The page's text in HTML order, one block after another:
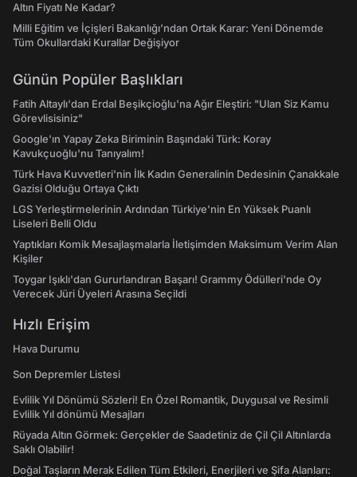
Altın Fiyatı Ne Kadar?
Milli Eğitim ve İçişleri Bakanlığı’ndan Ortak Karar: Yeni Dönemde
Tüm Okullardaki Kurallar Değişiyor
Günün Popüler Başlıkları
Fatih Altaylı'dan Erdal Beşikçioğlu'na Ağır Eleştiri: "Ulan Siz Kamu
Görevlisisiniz"
Google'ın Yapay Zeka Biriminin Başındaki Türk: Koray
Kavukçuoğlu'nu Tanıyalım!
Türk Hava Kuvvetleri'nin İlk Kadın Generalinin Dedesinin Çanakkale
Gazisi Olduğu Ortaya Çıktı
LGS Yerleştirmelerinin Ardından Türkiye'nin En Yüksek Puanlı
Liseleri Belli Oldu
Yaptıkları Komik Mesajlaşmalarla İletişimden Maksimum Verim Alan
Kişiler
Toygar Işıklı'dan Gururlandıran Başarı! Grammy Ödülleri'nde Oy
Verecek Jüri Üyeleri Arasına Seçildi
Hızlı Erişim
Hava Durumu
Son Depremler Listesi
Evlilik Yıl Dönümü Sözleri! En Özel Romantik, Duygusal ve Resimli
Evlilik Yıl dönümü Mesajları
Rüyada Altın Görmek: Gerçekler de Saadetiniz de Çil Çil Altınlarda
Saklı Olabilir!
Doğal Taşların Merak Edilen Tüm Etkileri, Enerjileri ve Şifa Alanları: